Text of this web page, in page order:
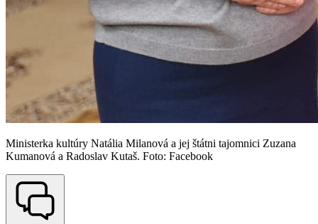
Ministerka kultúry Natália Milanová a jej štátni tajomnici Zuzana
Kumanová a Radoslav Kutaš. Foto: Facebook